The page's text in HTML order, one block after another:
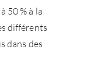
50 % à la
différents
dans des